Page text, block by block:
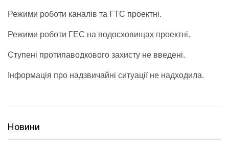
Режими роботи каналів та ГТС проектні.
Режими роботи ГЕС на водосховищах проектні.
Ступені протипаводкового захисту не введені.
Інформація про надзвичайні ситуації не надходила.
Новини